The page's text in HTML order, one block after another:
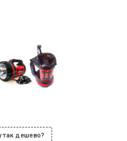
так дешево?